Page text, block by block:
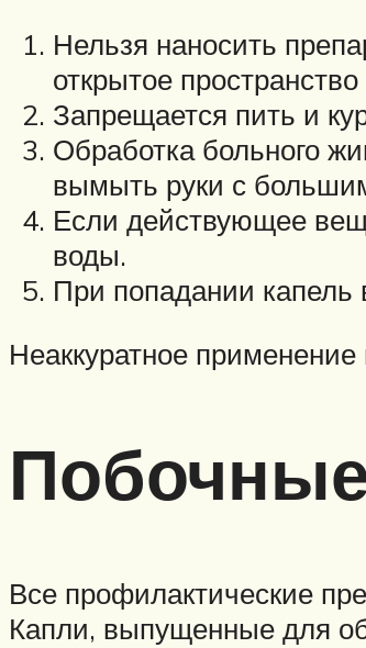
Нельзя наносить
открытое
Запрещается пить и
Обработка больного
вымыть руки с
Если действующее
воды.
При попадании капель
Неаккуратное
Все профилактические
Капли, выпущенные для